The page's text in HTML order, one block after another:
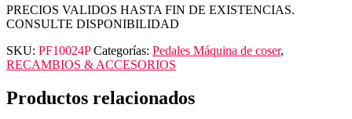
PRECIOS VALIDOS HASTA FIN DE EXISTENCIAS.
CONSULTE DISPONIBILIDAD
SKU: PF10024P Categorías: Pedales Máquina de coser,
RECAMBIOS & ACCESORIOS
Productos relacionados